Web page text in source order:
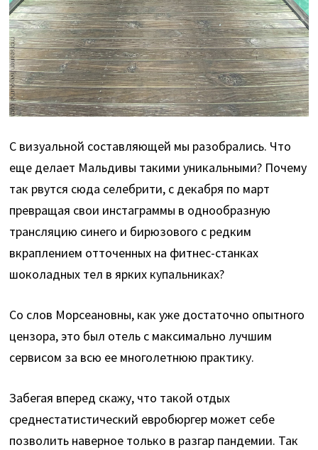
С визуальной составляющей мы разобрались. Что
еще делает Мальдивы такими уникальными? Почему
так рвутся сюда селебрити, с декабря по март
превращая свои инстаграммы в однообразную
трансляцию синего и бирюзового с редким
вкраплением отточенных на фитнес-станках
шоколадных тел в ярких купальниках?
Со слов Морсеановны, как уже достаточно опытного
цензора, это был отель с максимально лучшим
сервисом за всю ее многолетнюю практику.
Забегая вперед скажу, что такой отдых
среднестатистический евробюргер может себе
позволить наверное только в разгар пандемии. Так